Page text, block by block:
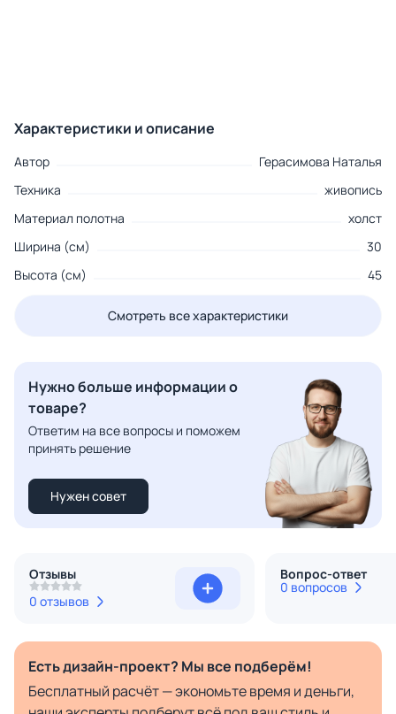
Характеристики и описание
Автор
Герасимова Наталья
Техника
живопись
Материал полотна
холст
Ширина (см)
30
Высота (см)
45
Смотреть все характеристики
Нужно больше информации о
товаре?
Ответим на все вопросы и поможем
принять решение
Нужен совет
Отзывы
0 отзывов
Вопрос-ответ
0 вопросов
Есть дизайн-проект? Мы все подберём!
Бесплатный расчёт — экономьте время и деньги,